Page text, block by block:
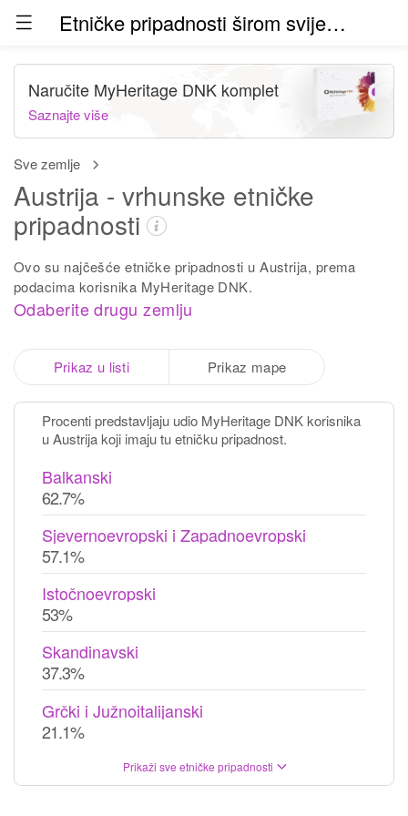
Etničke pripadnosti širom svijeta (beta)
Sve zemlje
Austrija - vrhunske etničke
pripadnosti
Ovo su najčešće etničke pripadnosti u Austrija, prema
podacima korisnika MyHeritage DNK.
Odaberite drugu zemlju
Naručite MyHeritage DNK komplet
Saznajte više
Prikaz u listi Prikaz mape
Procenti predstavljaju udio MyHeritage DNK korisnika
u Austrija koji imaju tu etničku pripadnost.
Balkanski
62.7%
Sjevernoevropski i Zapadnoevropski
57.1%
Istočnoevropski
53%
Skandinavski
37.3%
Grčki i Južnoitalijanski
21.1%
Prikaži sve etničke pripadnosti